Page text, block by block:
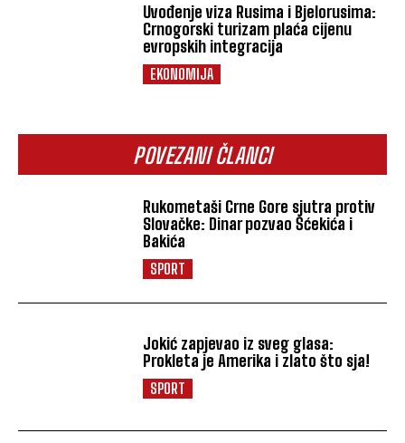
Uvođenje viza Rusima i Bjelorusima:
Crnogorski turizam plaća cijenu
evropskih integracija
EKONOMIJA
POVEZANI ČLANCI
Rukometaši Crne Gore sjutra protiv
Slovačke: Dinar pozvao Šćekića i
Bakića
SPORT
Jokić zapjevao iz sveg glasa:
Prokleta je Amerika i zlato što sja!
SPORT